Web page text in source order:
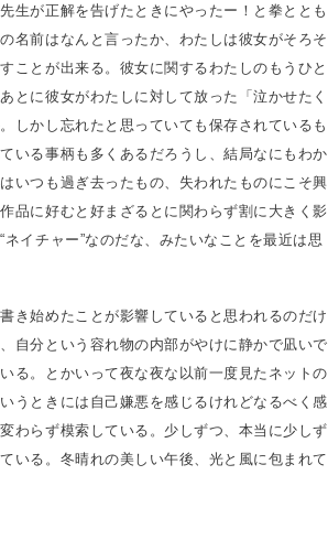
生が正解を告げたときにやったー！と拳ととも
名前はなんと言ったか、わたしは彼女がそろそ
ことが出来る。彼女に関するわたしのもうひと
とに彼女がわたしに対して放った「泣かせたく
しかし忘れたと思っていても保存されているも
いる事柄も多くあるだろうし、結局なにもわか
いつも過ぎ去ったもの、失われたものにこそ興
品に好むと好まざるとに関わらず割に大きく影
イチャー”なのだな、みたいなことを最近は思
き始めたことが影響していると思われるのだけ
自分という容れ物の内部がやけに静かで凪いで
る。とかいって夜な夜な以前一度見たネットの
うときには自己嫌悪を感じるけれどなるべく感
わらず模索している。少しずつ、本当に少しず
いる。冬晴れの美しい午後、光と風に包まれて